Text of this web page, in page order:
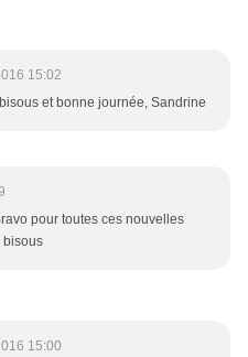
15:02
et bonne journée, Sandrine
pour toutes ces nouvelles
bisous
15:00